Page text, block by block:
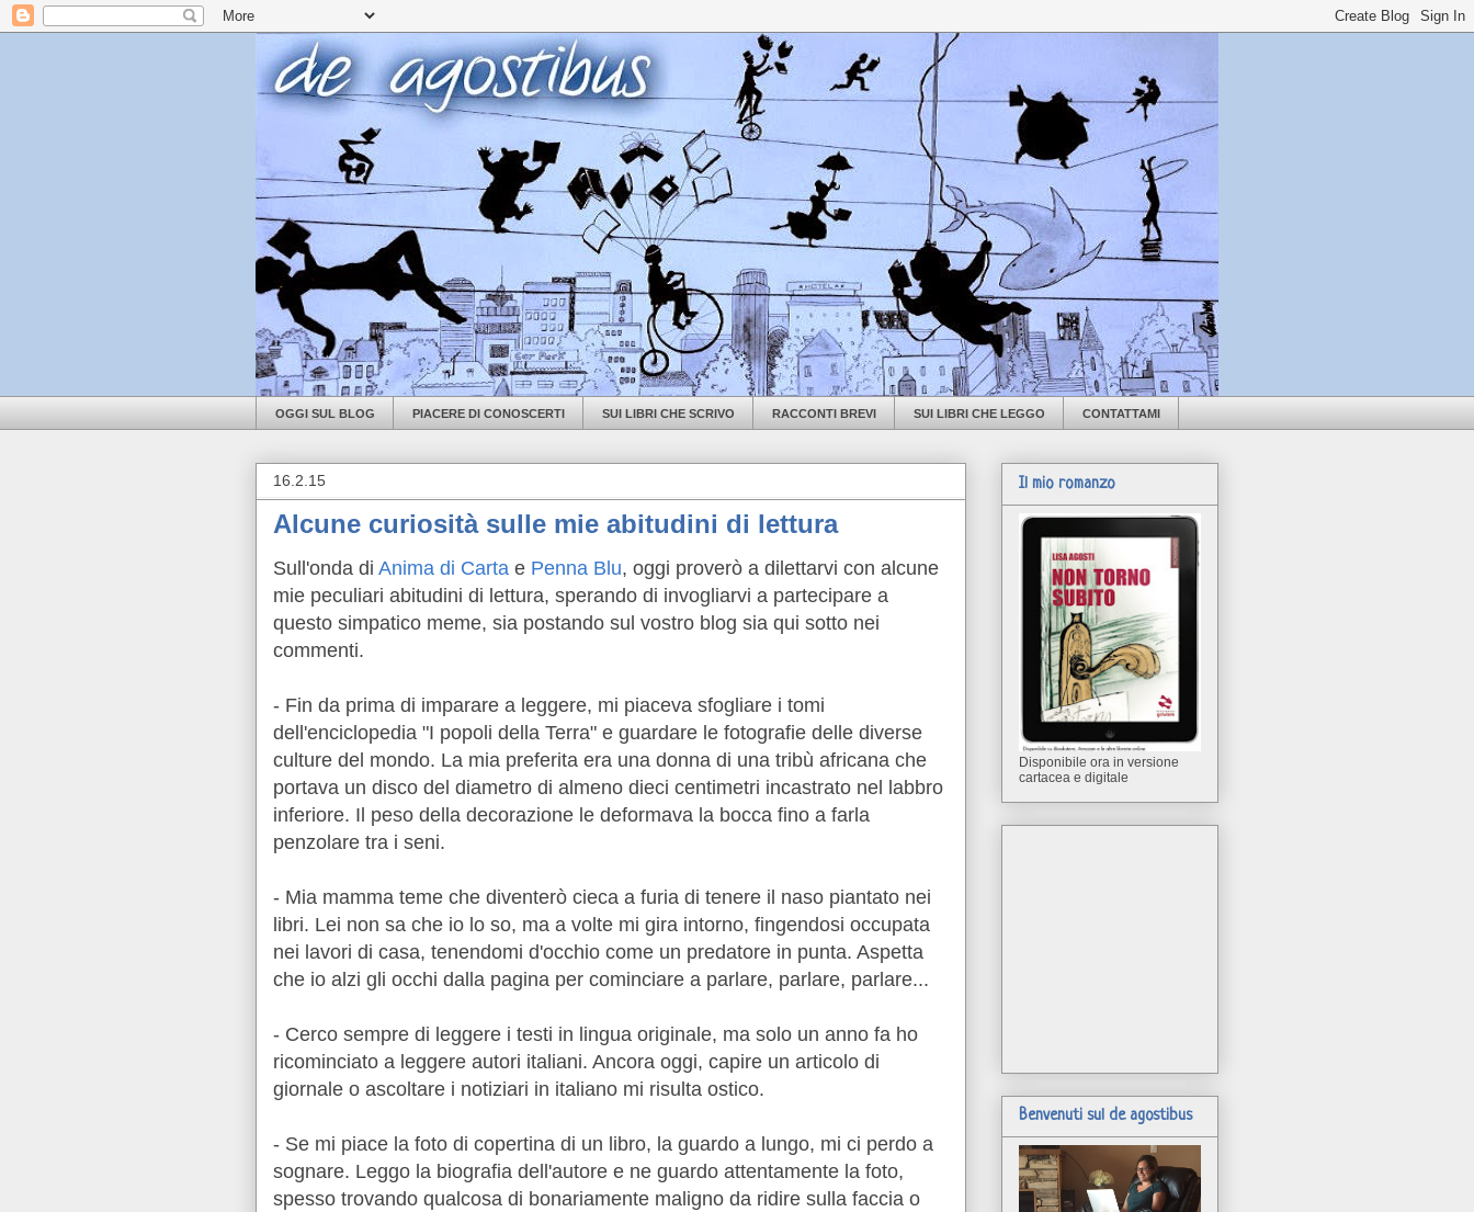
OGGI SUL BLOG PIACERE DI CONOSCERTI SUI LIBRI CHE SCRIVO RACCONTI BREVI SUI LIBRI CHE LEGGO CONTATTAMI
16.2.15
Alcune curiosità sulle mie abitudini di lettura
Sull'onda di Anima di Carta e Penna Blu, oggi proverò a dilettarvi con alcune
mie peculiari abitudini di lettura, sperando di invogliarvi a partecipare a
questo simpatico meme, sia postando sul vostro blog sia qui sotto nei
commenti.
- Fin da prima di imparare a leggere, mi piaceva sfogliare i tomi
dell'enciclopedia "I popoli della Terra" e guardare le fotografie delle diverse
culture del mondo. La mia preferita era una donna di una tribù africana che
portava un disco del diametro di almeno dieci centimetri incastrato nel labbro
inferiore. Il peso della decorazione le deformava la bocca fino a farla
penzolare tra i seni.
- Mia mamma teme che diventerò cieca a furia di tenere il naso piantato nei
libri. Lei non sa che io lo so, ma a volte mi gira intorno, fingendosi occupata
nei lavori di casa, tenendomi d'occhio come un predatore in punta. Aspetta
che io alzi gli occhi dalla pagina per cominciare a parlare, parlare, parlare...
- Cerco sempre di leggere i testi in lingua originale, ma solo un anno fa ho
ricominciato a leggere autori italiani. Ancora oggi, capire un articolo di
giornale o ascoltare i notiziari in italiano mi risulta ostico.
- Se mi piace la foto di copertina di un libro, la guardo a lungo, mi ci perdo a
sognare. Leggo la biografia dell'autore e ne guardo attentamente la foto,
spesso trovando qualcosa di bonariamente maligno da ridire sulla faccia o
Il mio romanzo
Disponibile ora in versione
cartacea e digitale
Benvenuti sul de agostibus